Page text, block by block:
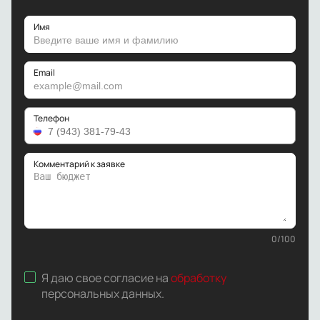
Имя
Email
Телефон
Комментарий к заявке
0/100
Я даю свое согласие наобработку
персональных данных.